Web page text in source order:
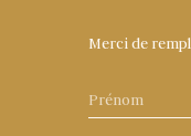
Merci de
Prénom